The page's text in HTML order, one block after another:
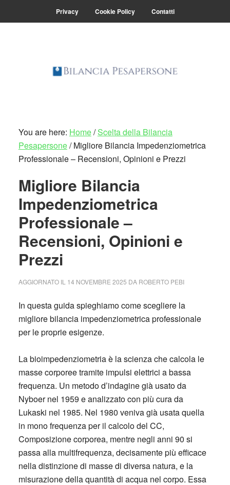
to
to
Privacy Cookie Policy Contatti
You are here: Home/ Scelta della Bilancia
Pesapersone/Migliore Bilancia Impedenziometrica
Professionale – Recensioni, Opinioni e Prezzi
Migliore Bilancia
Impedenziometrica
Professionale –
Recensioni, Opinioni e
Prezzi
AGGIORNATO IL 14 NOVEMBRE 2025 DA ROBERTO PEBI
In questa guida spieghiamo come scegliere la
migliore bilancia impedenziometrica professionale
per le proprie esigenze.
La bioimpedenziometria è la scienza che calcola le
masse corporee tramite impulsi elettrici a bassa
frequenza. Un metodo d’indagine già usato da
Nyboer nel 1959 e analizzato con più cura da
Lukaski nel 1985. Nel 1980 veniva già usata quella
in mono frequenza per il calcolo del CC,
Composizione corporea, mentre negli anni 90 si
passa alla multifrequenza, decisamente più efficace
nella distinzione di masse di diversa natura, e la
misurazione della quantità di acqua nel corpo. Essa